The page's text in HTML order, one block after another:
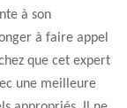
à son
à faire appel
que cet expert
une meilleure